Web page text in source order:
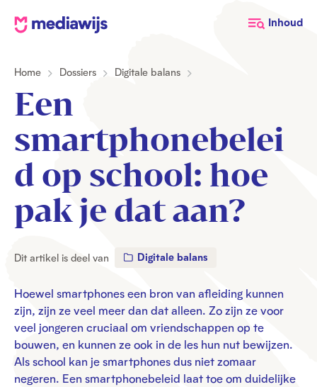
M
i
j
Inhoud
Home Dossiers Digitale balans
Een
smartphonebelei
d op school: hoe
pak je dat aan?
Dit artikel is deel van Digitale balans
Hoewel smartphones een bron van afleiding kunnen
zijn, zijn ze veel meer dan dat alleen. Zo zijn ze voor
veel jongeren cruciaal om vriendschappen op te
bouwen, en kunnen ze ook in de les hun nut bewijzen.
Als school kan je smartphones dus niet zomaar
negeren. Een smartphonebeleid laat toe om duidelijke